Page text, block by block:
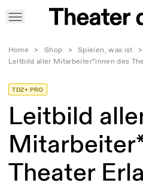
Home > Shop > Spielen, was ist
>
Leitbild aller Mitarbeiter*innen des
TDZ+ PRO
Leitbild
Theater